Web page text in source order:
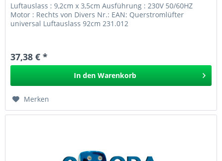
Luftauslass : 9,2cm x 3,5cm Ausführung : 230V 50/60HZ
Motor : Rechts von Divers Nr.: EAN: Querstromlüfter
universal Luftauslass 92cm 231.012
37,38 € *
In den Warenkorb
Merken